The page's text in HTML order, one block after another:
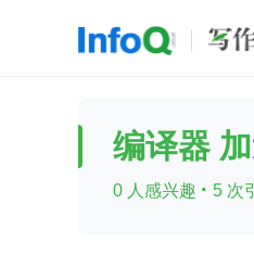
前端 AI
查看更多
编译器
0 人感兴趣 · 5 次